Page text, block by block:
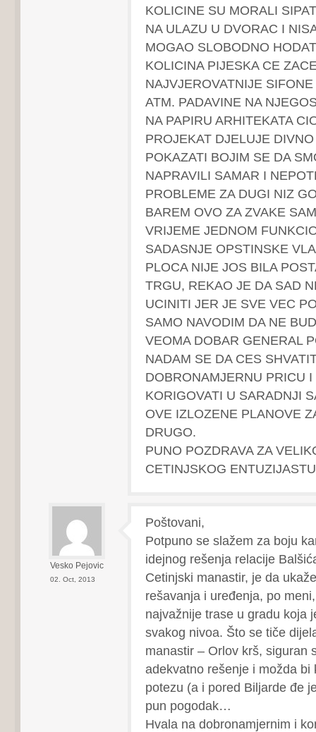
KOLICINE SU MORALI
NA ULAZU U DVORAC I
MOGAO SLOBODNO
KOLICINA PIJESKA CE
NAJVJEROVATNIJE
ATM. PADAVINE NA
NA PAPIRU ARHITEKATA
PROJEKAT DJELUJE
POKAZATI BOJIM SE DA
NAPRAVILI SAMAR I
PROBLEME ZA DUGI NIZ
BAREM OVO ZA ZVAKE
VRIJEME JEDNOM
SADASNJE OPSTINSKE
PLOCA NIJE JOS BILA
TRGU, REKAO JE DA SAD
UCINITI JER JE SVE VEC
SAMO NAVODIM DA NE
VEOMA DOBAR GENERAL
NADAM SE DA CES
DOBRONAMJERNU PRICU
KORIGOVATI U SARADNJI
OVE IZLOZENE PLANOVE
DRUGO.
PUNO POZDRAVA ZA
CETINJSKOG
Vesko Pejovic
02. Oct, 2013
Poštovani,
Potpuno se slažem za boju
idejnog rešenja relacije
Cetinjski manastir, je da
rešavanja i uređenja, po
najvažnije trase u gradu koja
svakog nivoa. Što se tiče
manastir – Orlov krš, siguran
adekvatno rešenje i možda bi
potezu (a i pored Biljarde đe
pun pogodak…
Hvala na dobronamjernim i